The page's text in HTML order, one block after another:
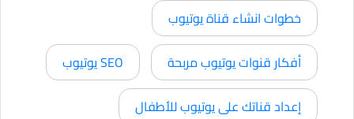
خطوات انشاء قناة يوتيوب
أفكار قنوات يوتيوب مربحة
SEO يوتيوب
إعداد قناتك على يوتيوب للأطفال